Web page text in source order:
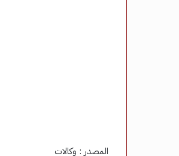
المصدر : وكالات